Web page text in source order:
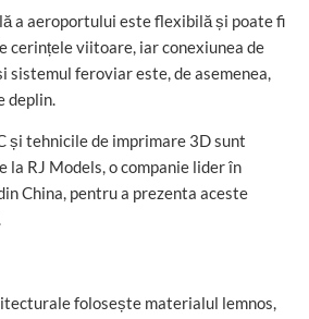
a aeroportului este flexibilă și poate fi
cerințele viitoare, iar conexiunea de
sistemul feroviar este, de asemenea,
deplin.
și tehnicile de imprimare 3D sunt
la RJ Models, o companie lider în
China, pentru a prezenta aceste
folosește materialul lemnos,